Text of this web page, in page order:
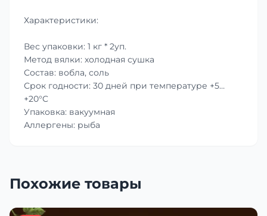
Характеристики:
Вес упаковки: 1 кг * 2уп.
Метод вялки: холодная сушка
Состав: вобла, соль
Срок годности: 30 дней при температуре +5…
+20°C
Упаковка: вакуумная
Аллергены: рыба
Похожие товары